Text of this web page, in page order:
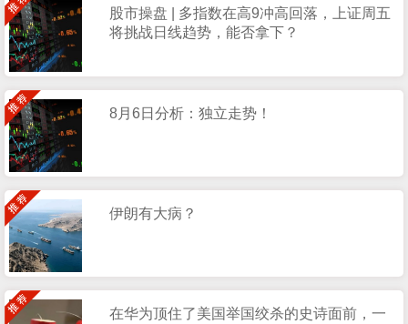
股市操盘 | 多指数在高9冲高回落，上证周五
将挑战日线趋势，能否拿下？
8月6日分析：独立走势！
伊朗有大病？
在华为顶住了美国举国绞杀的史诗面前，一